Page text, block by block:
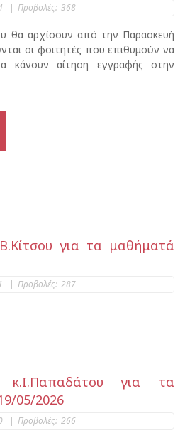
| Προβολές: 368
θα αρχίσουν από την Παρασκευή
οι φοιτητές που επιθυμούν να
κάνουν αίτηση εγγραφής στην
για τα μαθήματά
| Προβολές: 287
κ.Ι.Παπαδάτου για τα
05/2026
| Προβολές: 266